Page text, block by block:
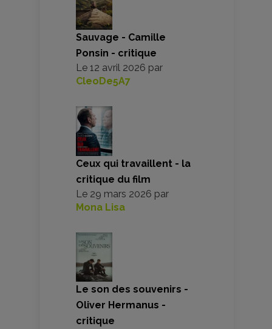
Sauvage - Camille
Ponsin - critique
Le 12 avril 2026 par
CleoDe5A7
Ceux qui travaillent - la
critique du film
Le 29 mars 2026 par
Mona Lisa
Le son des souvenirs -
Oliver Hermanus -
critique